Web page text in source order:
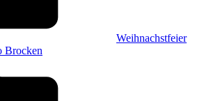
Weihnachstfeier